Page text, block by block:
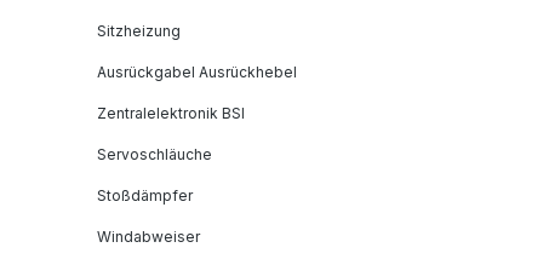
Sitzheizung
Ausrückgabel Ausrückhebel
Zentralelektronik BSI
Servoschläuche
Stoßdämpfer
Windabweiser